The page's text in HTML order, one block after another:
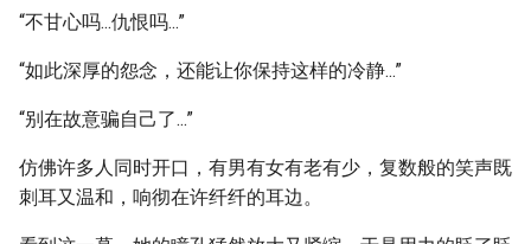
“不甘心吗...仇恨吗...”
“如此深厚的怨念，还能让你保持这样的冷静...”
“别在故意骗自己了...”
仿佛许多人同时开口，有男有女有老有少，复数般的笑声既
刺耳又温和，响彻在许纤纤的耳边。